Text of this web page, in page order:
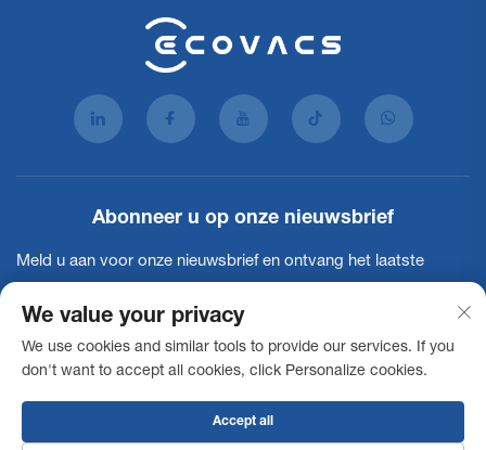
Abonneer u op onze nieuwsbrief
Meld u aan voor onze nieuwsbrief en ontvang het laatste
Abonneren
We value your privacy
We use cookies and similar tools to provide our services. If you
don't want to accept all cookies, click Personalize cookies.
Accept all